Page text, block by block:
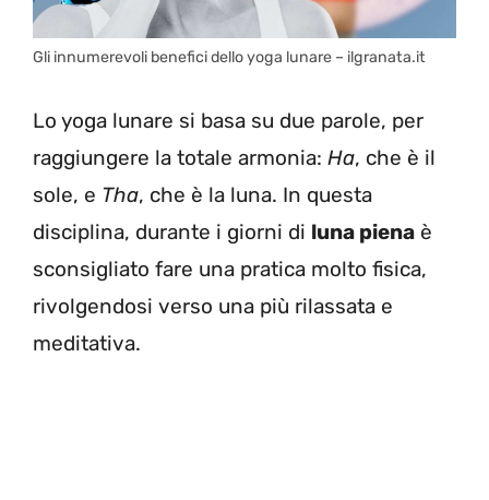
Gli innumerevoli benefici dello yoga lunare – ilgranata.it
Lo yoga lunare si basa su due parole, per
raggiungere la totale armonia: Ha, che è il
sole, e Tha, che è la luna. In questa
disciplina, durante i giorni di luna piena è
sconsigliato fare una pratica molto fisica,
rivolgendosi verso una più rilassata e
meditativa.